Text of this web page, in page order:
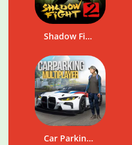
Shadow Fight 2
Car Parking Multiplayer